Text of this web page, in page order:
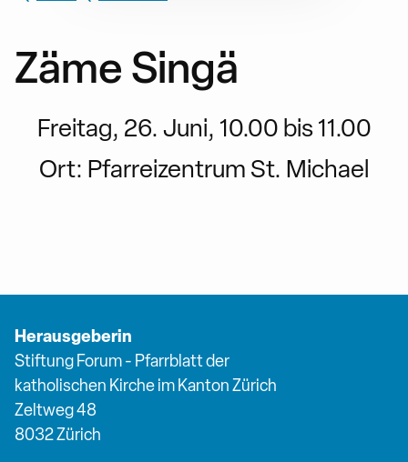
Zäme Singä
Freitag, 26. Juni, 10.00 bis 11.00
Ort: Pfarreizentrum St. Michael
Herausgeberin
Stiftung Forum - Pfarrblatt der
katholischen Kirche im Kanton Zürich
Zeltweg 48
8032 Zürich